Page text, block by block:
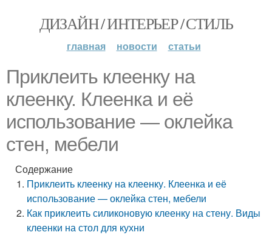
ДИЗАЙН / ИНТЕРЬЕР / СТИЛЬ
главная новости статьи
Приклеить клеенку на
клеенку. Клеенка и её
использование — оклейка
стен, мебели
Содержание
Приклеить клеенку на клеенку. Клеенка и её
использование — оклейка стен, мебели
Как приклеить силиконовую клеенку на стену. Виды
клеенки на стол для кухни